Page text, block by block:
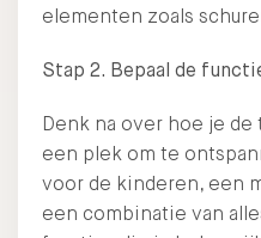
elementen zoals
Stap 2. Bepaal de
Denk na over hoe je
een plek om te
voor de kinderen, een
een combinatie van